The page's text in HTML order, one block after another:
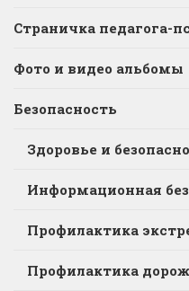
Страничка педагога-
Фото и видео альбомы
Безопасность
Здоровье и
Информационная
Профилактика
Профилактика